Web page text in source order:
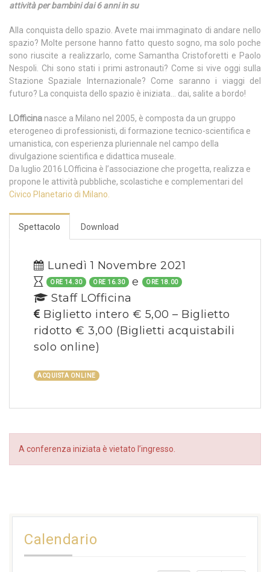
attività per bambini dai 6 anni in su
Alla conquista dello spazio. Avete mai immaginato di andare nello
spazio? Molte persone hanno fatto questo sogno, ma solo poche
sono riuscite a realizzarlo, come Samantha Cristoforetti e Paolo
Nespoli. Chi sono stati i primi astronauti? Come si vive oggi sulla
Stazione Spaziale Internazionale? Come saranno i viaggi del
futuro? La conquista dello spazio è iniziata… dai, salite a bordo!
LOfficina nasce a Milano nel 2005, è composta da un gruppo
eterogeneo di professionisti, di formazione tecnico-scientifica e
umanistica, con esperienza pluriennale nel campo della
divulgazione scientifica e didattica museale.
Da luglio 2016 LOfficina è l’associazione che progetta, realizza e
propone le attività pubbliche, scolastiche e complementari del
Civico Planetario di Milano.
Spettacolo Download
Lunedì 1 Novembre 2021
ORE 14.30 ORE 16.30 e ORE 18.00
Staff LOfficina
Biglietto intero € 5,00 – Biglietto
ridotto € 3,00 (Biglietti acquistabili
solo online)
ACQUISTA ONLINE
A conferenza iniziata è vietato l’ingresso.
Calendario